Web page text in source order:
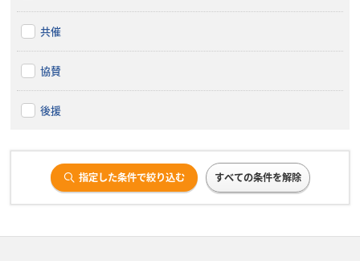
共催
協賛
後援
指定した条件で絞り込む すべての条件を解除